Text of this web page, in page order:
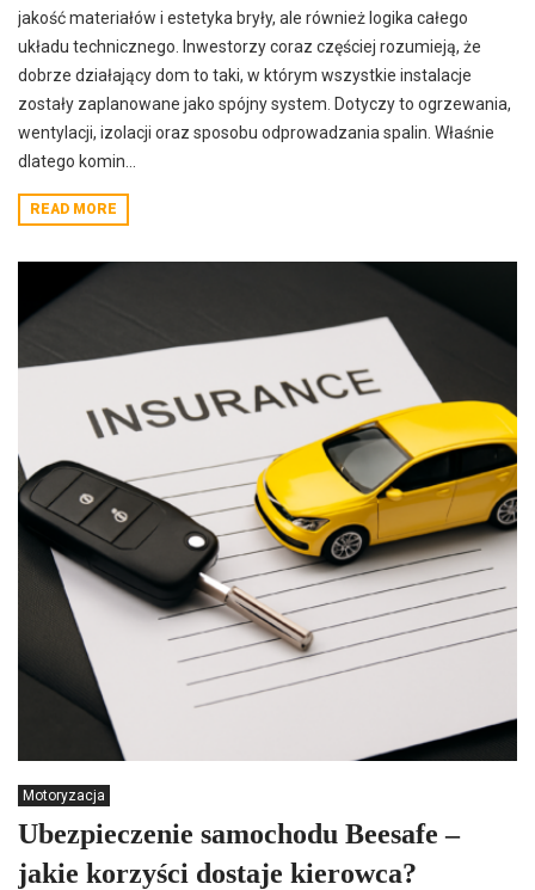
jakość materiałów i estetyka bryły, ale również logika całego
układu technicznego. Inwestorzy coraz częściej rozumieją, że
dobrze działający dom to taki, w którym wszystkie instalacje
zostały zaplanowane jako spójny system. Dotyczy to ogrzewania,
wentylacji, izolacji oraz sposobu odprowadzania spalin. Właśnie
dlatego komin...
READ MORE
Motoryzacja
Ubezpieczenie samochodu Beesafe –
jakie korzyści dostaje kierowca?